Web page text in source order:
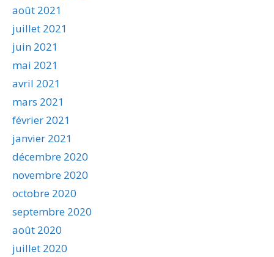
août 2021
juillet 2021
juin 2021
mai 2021
avril 2021
mars 2021
février 2021
janvier 2021
décembre 2020
novembre 2020
octobre 2020
septembre 2020
août 2020
juillet 2020